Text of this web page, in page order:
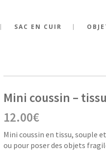
SAC EN CUIR
Mini coussin –
12.00€
Mini coussin en tissu, souple
ou pour poser des objets